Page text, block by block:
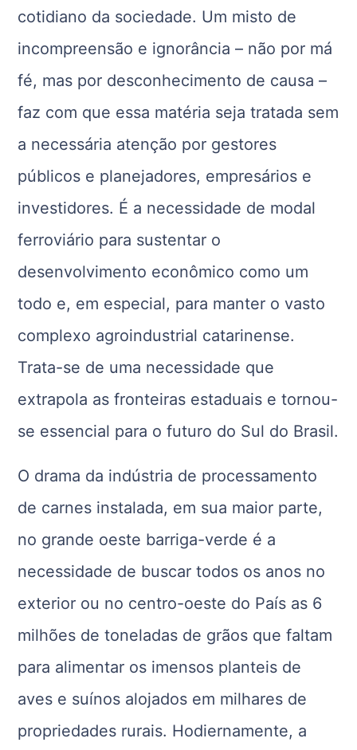
cotidiano da sociedade. Um misto de
incompreensão e ignorância – não por má
fé, mas por desconhecimento de causa –
faz com que essa matéria seja tratada sem
a necessária atenção por gestores
públicos e planejadores, empresários e
investidores. É a necessidade de modal
ferroviário para sustentar o
desenvolvimento econômico como um
todo e, em especial, para manter o vasto
complexo agroindustrial catarinense.
Trata-se de uma necessidade que
extrapola as fronteiras estaduais e tornou-
se essencial para o futuro do Sul do Brasil.
O drama da indústria de processamento
de carnes instalada, em sua maior parte,
no grande oeste barriga-verde é a
necessidade de buscar todos os anos no
exterior ou no centro-oeste do País as 6
milhões de toneladas de grãos que faltam
para alimentar os imensos planteis de
aves e suínos alojados em milhares de
propriedades rurais. Hodiernamente, a